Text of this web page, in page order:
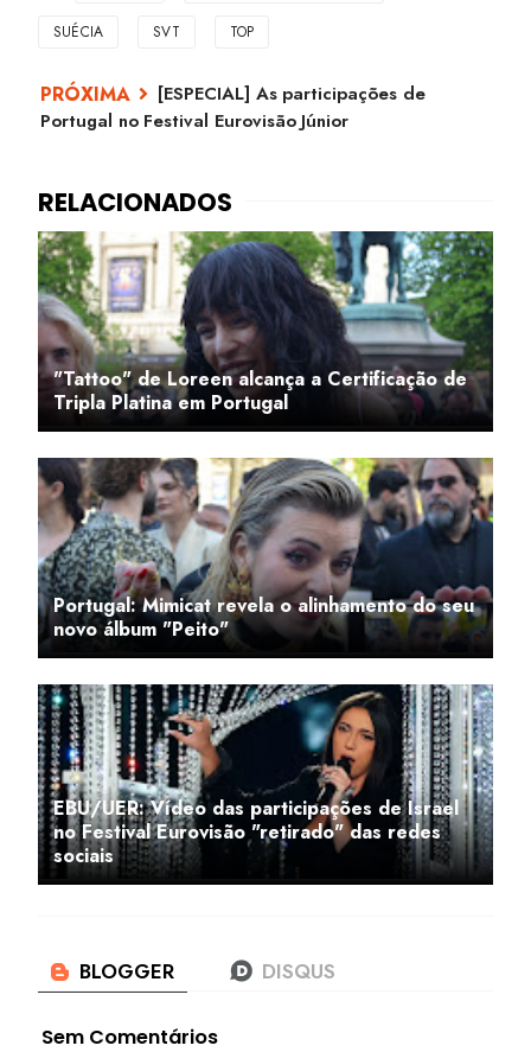
SUÉCIA SVT TOP
[ESPECIAL] As participações de
Portugal no Festival Eurovisão Júnior
"Tattoo" de Loreen alcança a Certificação de
Tripla Platina em Portugal
Portugal: Mimicat revela o alinhamento do seu
novo álbum "Peito"
EBU/UER: Vídeo das participações de Israel
no Festival Eurovisão "retirado" das redes
sociais
Sem Comentários